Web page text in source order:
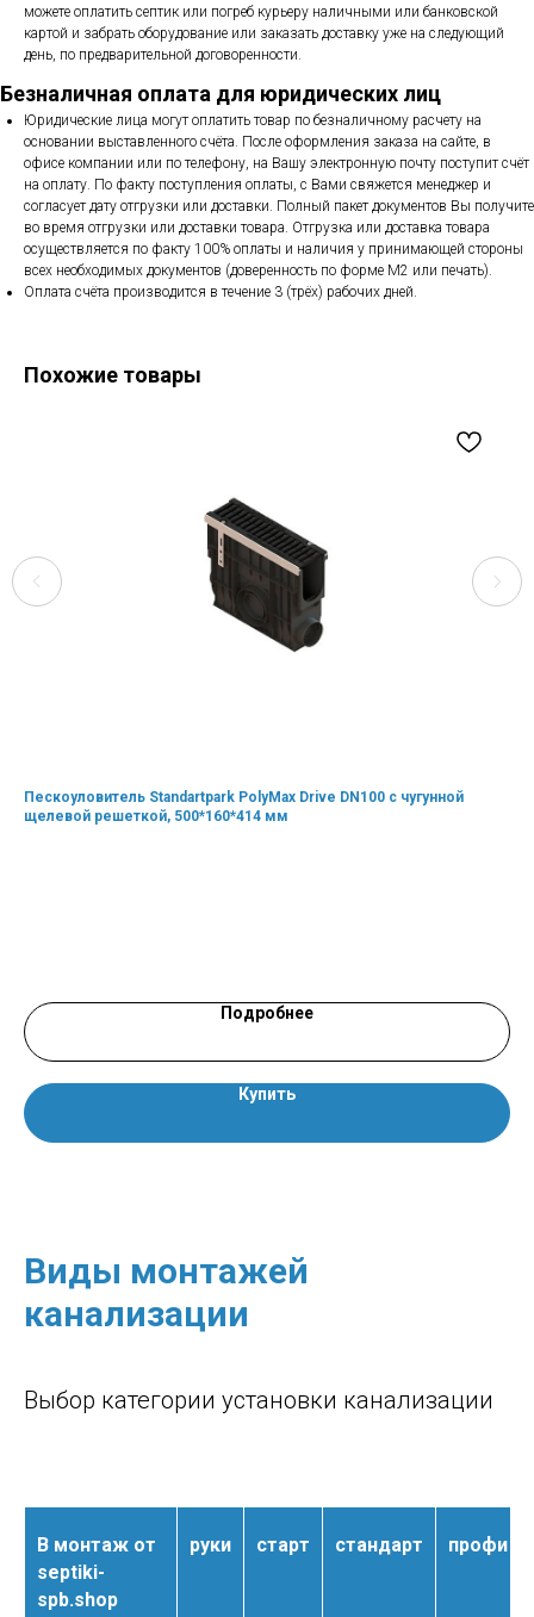
можете оплатить септик или погреб курьеру наличными или банковской
картой и забрать оборудование или заказать доставку уже на следующий
день, по предварительной договоренности.
Безналичная оплата для юридических лиц
Юридические лица могут оплатить товар по безналичному расчету на
основании выставленного счёта. После оформления заказа на сайте, в
офисе компании или по телефону, на Вашу электронную почту поступит счёт
на оплату. По факту поступления оплаты, с Вами свяжется менеджер и
согласует дату отгрузки или доставки. Полный пакет документов Вы получите
во время отгрузки или доставки товара. Отгрузка или доставка товара
осуществляется по факту 100% оплаты и наличия у принимающей стороны
всех необходимых документов (доверенность по форме М2 или печать).
Оплата счёта производится в течение 3 (трёх) рабочих дней.
Похожие товары
Пескоуловитель Standartpark PolyMax Drive DN100 с чугунной
щелевой решеткой, 500*160*414 мм
Подробнее
Купить
Виды монтажей
канализации
Выбор категории установки канализации
В монтаж от
septiki-
spb.shop
руки старт стандарт профи